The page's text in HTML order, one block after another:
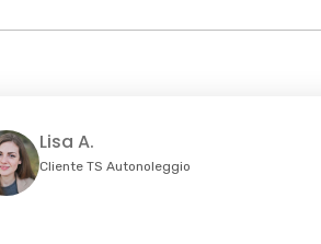
Lisa A.
Cliente TS Autonoleggio